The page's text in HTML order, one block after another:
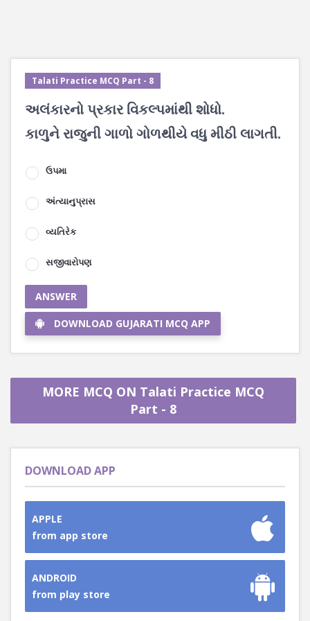
Talati Practice MCQ Part - 8
અલંકારનો પ્રકાર વિકલ્પમાંથી શોધો.
કાળુને રાજુની ગાળો ગોળથીયે વધુ મીઠી લાગતી.
ઉપમા
અંત્યાનુપ્રાસ
વ્યતિરેક
સજીવારોપણ
ANSWER
DOWNLOAD GUJARATI MCQ APP
MORE MCQ ON Talati Practice MCQ
Part - 8
DOWNLOAD APP
APPLE
from app store
ANDROID
from play store